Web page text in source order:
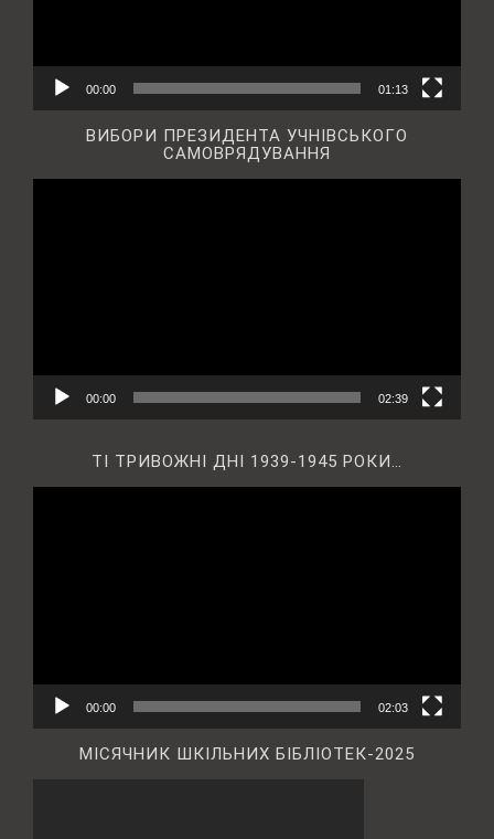
00:00 01:13
ВИБОРИ ПРЕЗИДЕНТА УЧНІВСЬКОГО
САМОВРЯДУВАННЯ
00:00 02:39
ТІ ТРИВОЖНІ ДНІ 1939-1945 РОКИ…
00:00 02:03
МІСЯЧНИК ШКІЛЬНИХ БІБЛІОТЕК-2025